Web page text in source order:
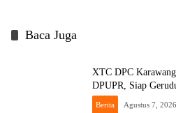
Baca Juga
XTC DPC
DPUPR, Siap
Berita Agustus 7, 2026